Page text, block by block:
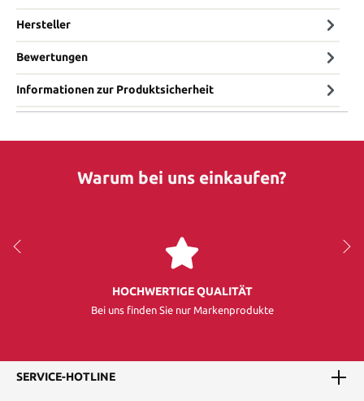
Hersteller
Bewertungen
Informationen zur Produktsicherheit
Warum bei uns einkaufen?
HOCHWERTIGE QUALITÄT
Bei uns finden Sie nur Markenprodukte
SERVICE-HOTLINE